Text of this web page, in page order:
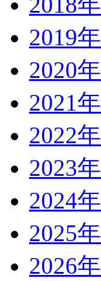
2019年
2020年
2021年
2022年
2023年
2024年
2025年
2026年